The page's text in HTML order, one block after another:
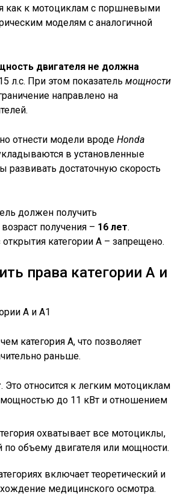
как к мотоциклам с поршневыми
моделям с аналогичной
двигателя не должна
л.с. При этом показатель мощности
направлено на
отнести модели вроде Honda
в установленные
достаточную скорость
должен получить
получения – 16 лет.
категории А – запрещено.
права категории А и
категория А, что позволяет
раньше.
. Это относится к легким мотоциклам
до 11 кВт и отношением
охватывает все мотоциклы,
объему двигателя или мощности.
включает теоретический и
медицинского осмотра.